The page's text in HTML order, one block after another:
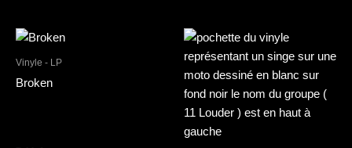
Vinyle - LP
Broken